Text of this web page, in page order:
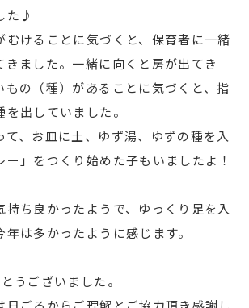
た♪
むけることに気づくと、保育者に一緒
きました。一緒に向くと房が出てき
もの（種）があることに気づくと、指
出していました。
て、お皿に土、ゆず湯、ゆずの種を入
」をつくり始めた子もいましたよ！
持ち良かったようで、ゆっくり足を入
は多かったように感じます。
うございました。